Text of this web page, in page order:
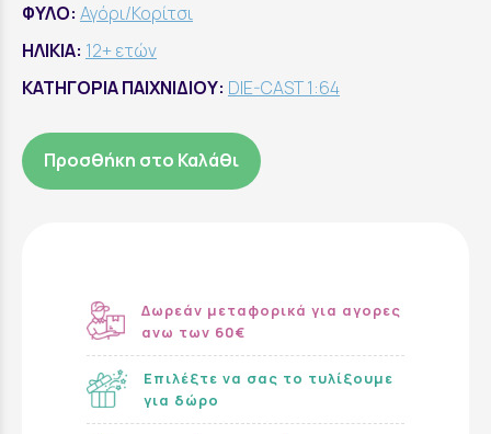
ΦΥΛΟ: Αγόρι/Κορίτσι
ΗΛΙΚΙΑ: 12+ ετών
ΚΑΤΗΓΟΡΙΑ ΠΑΙΧΝΙΔΙΟΥ: DIE-CAST 1:64
Προσθήκη στο Καλάθι
Δωρεάν μεταφορικά για αγορες
ανω των 60€
Επιλέξτε να σας το τυλίξουμε
για δώρο